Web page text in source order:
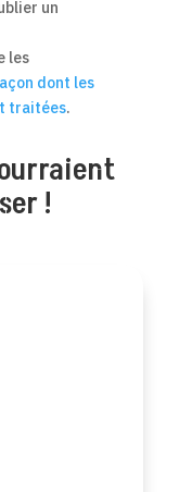
un
les
dont les
traitées.
!